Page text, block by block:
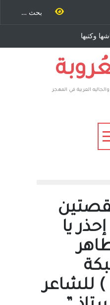
الخداع
عبيدات
العربية في المهجر
يا
) للشاعر